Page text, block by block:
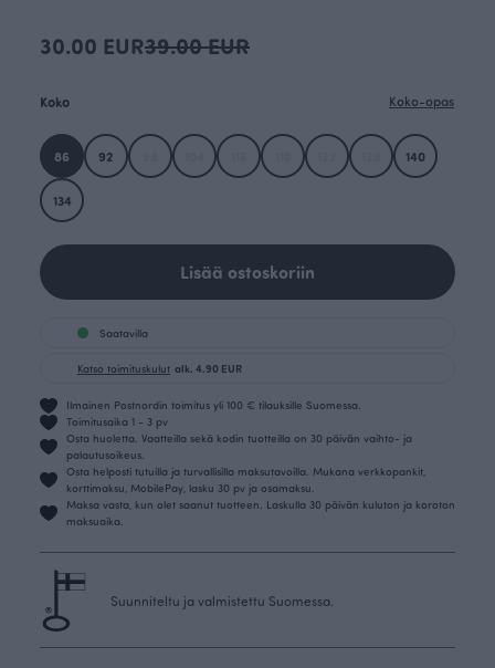
30.00 EUR39.00 EUR
Koko Koko-opas
86 92 140
134
Lisää ostoskoriin
Saatavilla
Katso toimituskulut alk. 4.90 EUR
Ilmainen Postnordin toimitus yli 100 € tilauksille Suomessa.
Toimitusaika 1 - 3 pv
Osta huoletta. Vaatteilla sekä kodin tuotteilla on 30 päivän vaihto- ja
palautusoikeus.
Osta helposti tutuilla ja turvallisilla maksutavoilla. Mukana verkkopankit,
korttimaksu, MobilePay, lasku 30 pv ja osamaksu.
Maksa vasta, kun olet saanut tuotteen. Laskulla 30 päivän kuluton ja koroton
maksuaika.
Suunniteltu ja valmistettu Suomessa.